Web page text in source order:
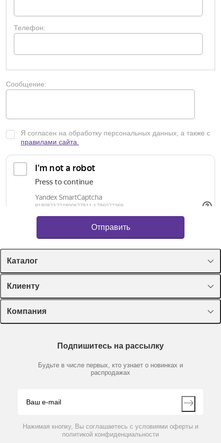
компьютера;
электропитание 230 В, 60 Гц;
Телефон:
Сообщение:
Я согласен на обработку персональных данных, а также с
правилами сайта.
Каталог
Спецпредложения
Оборудование, приборы
Пластик, стекло, принадлежности
Химические реактивы, препараты, наборы
Производители
Клиенту
Лекторий Диаэм
Доставка и оплата
Мобильное приложение
Компания
Партнеры
Контакты
Подпишитесь на рассылку
Будьте в числе первых, кто узнает о новинках и
распродажах
Нажимая кнопку, Вы соглашаетесь с условиями оферты и
политикой конфиденциальности